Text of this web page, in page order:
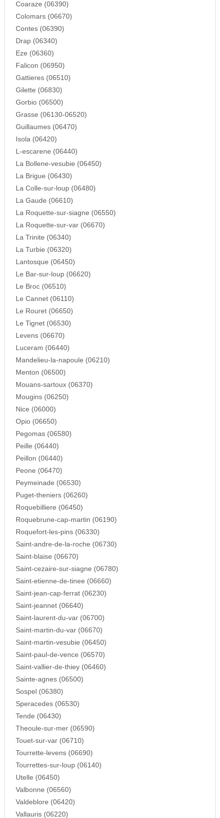
Coaraze (06390)
Colomars (06670)
Contes (06390)
Drap (06340)
Eze (06360)
Falicon (06950)
Gattieres (06510)
Gilette (06830)
Gorbio (06500)
Grasse (06130-06520)
Guillaumes (06470)
Isola (06420)
L-escarene (06440)
La Bollene-vesubie (06450)
La Brigue (06430)
La Colle-sur-loup (06480)
La Gaude (06610)
La Roquette-sur-siagne (06550)
La Roquette-sur-var (06670)
La Trinite (06340)
La Turbie (06320)
Lantosque (06450)
Le Bar-sur-loup (06620)
Le Broc (06510)
Le Cannet (06110)
Le Rouret (06650)
Le Tignet (06530)
Levens (06670)
Luceram (06440)
Mandelieu-la-napoule (06210)
Menton (06500)
Mouans-sartoux (06370)
Mougins (06250)
Nice (06000)
Opio (06650)
Pegomas (06580)
Peille (06440)
Peillon (06440)
Peone (06470)
Peymeinade (06530)
Puget-theniers (06260)
Roquebilliere (06450)
Roquebrune-cap-martin (06190)
Roquefort-les-pins (06330)
Saint-andre-de-la-roche (06730)
Saint-blaise (06670)
Saint-cezaire-sur-siagne (06780)
Saint-etienne-de-tinee (06660)
Saint-jean-cap-ferrat (06230)
Saint-jeannet (06640)
Saint-laurent-du-var (06700)
Saint-martin-du-var (06670)
Saint-martin-vesubie (06450)
Saint-paul-de-vence (06570)
Saint-vallier-de-thiey (06460)
Sainte-agnes (06500)
Sospel (06380)
Speracedes (06530)
Tende (06430)
Theoule-sur-mer (06590)
Touet-sur-var (06710)
Tourrette-levens (06690)
Tourrettes-sur-loup (06140)
Utelle (06450)
Valbonne (06560)
Valdeblore (06420)
Vallauris (06220)